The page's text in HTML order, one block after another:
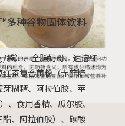
多种谷物固体饮料
袋）、全脂奶粉、速溶红
茶复合菌粉（赤藓糖
糊精、阿拉伯胶、苹
、食用香精、瓜尔胶、
、阿拉伯胶）、碳酸